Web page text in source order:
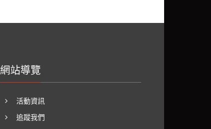
網站導覽
活動資訊
追蹤我們